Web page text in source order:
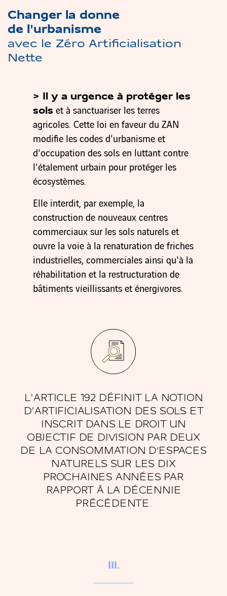
Changer la donne
de l'urbanisme
avec le Zéro Artificialisation
Nette
> Il y a urgence à protéger les
sols et à sanctuariser les terres
agricoles. Cette loi en faveur du ZAN
modifie les codes d'urbanisme et
d'occupation des sols en luttant contre
l'étalement urbain pour protéger les
écosystèmes.
Elle interdit, par exemple, la
construction de nouveaux centres
commerciaux sur les sols naturels et
ouvre la voie à la renaturation de friches
industrielles, commerciales ainsi qu'à la
réhabilitation et la restructuration de
bâtiments vieillissants et énergivores.
L'ARTICLE 192 DÉFINIT LA NOTION
D'ARTIFICIALISATION DES SOLS ET
INSCRIT DANS LE DROIT UN
OBJECTIF DE DIVISION PAR DEUX
DE LA CONSOMMATION D’ESPACES
NATURELS SUR LES DIX
PROCHAINES ANNÉES PAR
RAPPORT À LA DÉCENNIE
PRÉCÉDENTE.
III.